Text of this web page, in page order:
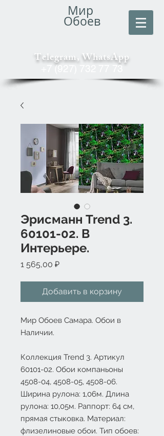
Мир
Обоев
Telegram, WhatsApp
+7 (927) 732 77 73
Эрисманн Trend 3.
60101-02. В
Интерьере.
1 565,00 ₽Цена
Добавить в корзину
Мир Обоев Самара. Обои в
Наличии.
Коллекция Trend 3. Артикул
60101-02. Обои компаньоны
4508-04, 4508-05, 4508-06.
Ширина рулона: 1,06м. Длина
рулона: 10,05м. Раппорт: 64 см,
прямая стыковка. Материал:
флизелиновые обои. Тип обоев: